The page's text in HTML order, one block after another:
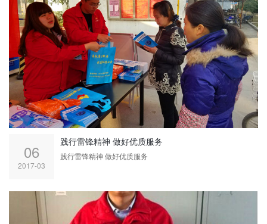
06
2017-03
践行雷锋精神 做好优质服务
践行雷锋精神 做好优质服务